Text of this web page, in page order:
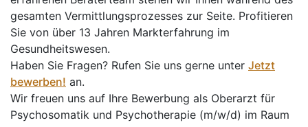
gesamten Vermittlungsprozesses zur Seite. Profitieren
Sie von über 13 Jahren Markterfahrung im
Gesundheitswesen.
Haben Sie Fragen? Rufen Sie uns gerne unter Jetzt
bewerben! an.
Wir freuen uns auf Ihre Bewerbung als Oberarzt für
Psychosomatik und Psychotherapie (m/w/d) im Raum